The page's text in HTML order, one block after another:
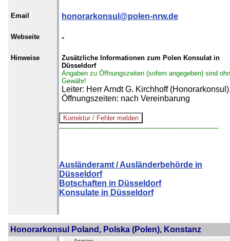
Email honorarkonsul@polen-nrw.de
Webseite -
Hinweise
Zusätzliche Informationen zum Polen Konsulat in
Düsseldorf
Angaben zu Öffnungszeiten (sofern angegeben) sind
Gewähr!
Leiter: Herr Arndt G. Kirchhoff
Öffnungszeiten: nach Vereinbarung
--------------------------------------------------------------
Ausländeramt / Ausländerbehörde in
Düsseldorf
Botschaften in Düsseldorf
Konsulate in Düsseldorf
Honorarkonsul Poland, Polska (Polen), Konstanz